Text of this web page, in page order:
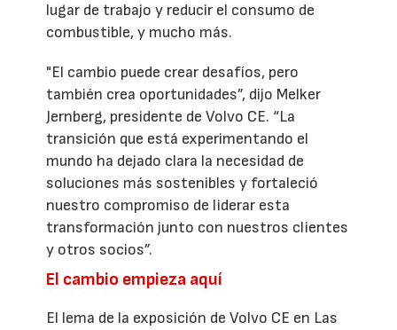
lugar de trabajo y reducir el consumo de
combustible, y mucho más.
"El cambio puede crear desafíos, pero
también crea oportunidades”, dijo Melker
Jernberg, presidente de Volvo CE. “La
transición que está experimentando el
mundo ha dejado clara la necesidad de
soluciones más sostenibles y fortaleció
nuestro compromiso de liderar esta
transformación junto con nuestros clientes
y otros socios”.
El cambio empieza aquí
El lema de la exposición de Volvo CE en Las